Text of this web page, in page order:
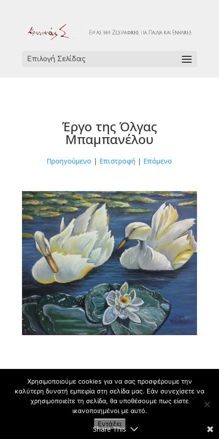
Επιλογή Σελίδας
Έργο της Όλγας
Μπαμπανέλου
Προηγούμενο | Επιστροφή | Επόμενο
Εργαστήρι Ζωγραφικής για Παιδιά και Ενήλικες
Κρυωνάς Σ. | 2009-2021
Share This
Χρησιμοποιούμε cookies για να σας προσφέρουμε την
καλύτερη δυνατή εμπειρία στη σελίδα μας. Εάν συνεχίσετε να
χρησιμοποιείτε τη σελίδα, θα υποθέσουμε πως είστε
ικανοποιημένοι με αυτό.
Εντάξει